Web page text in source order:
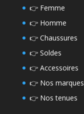
👉 Femme
👉 Homme
👉 Chaussures
👉 Soldes
👉 Accessoires
👉 Nos marques
👉 Nos tenues